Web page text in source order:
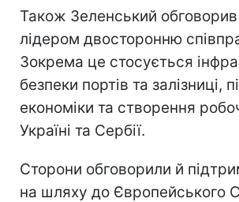
Також Зеленський
лідером двосторонню
Зокрема це стосується
безпеки портів та залізниці,
економіки та створення
Україні та Сербії.
Сторони обговорили й
на шляху до Європейського